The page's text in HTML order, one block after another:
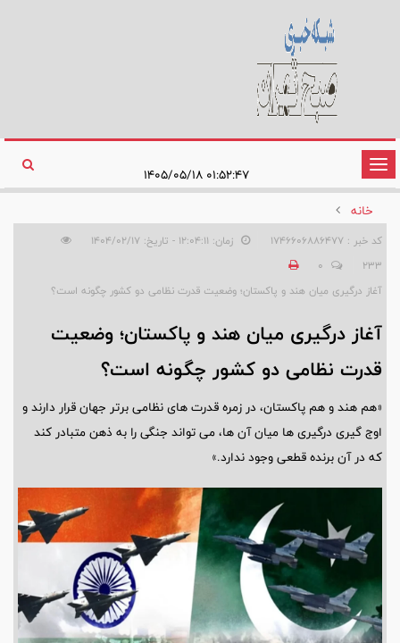
تغییر
وضعیت
ناوبری
۰۱:۵۲:۴۷ ۱۴۰۵/۰۵/۱۸
خانه
کد خبر : 1746606886477
زمان: ۱۲:۰۴:۱۱ - تاریخ: ۱۴۰۴/۰۲/۱۷
233
0
آغاز درگیری میان هند و پاکستان؛ وضعیت قدرت نظامی دو کشور چگونه است؟
آغاز درگیری میان هند و پاکستان؛ وضعیت
قدرت نظامی دو کشور چگونه است؟
«هم هند و هم پاکستان، در زمره قدرت های نظامی برتر جهان قرار دارند و
اوج گیری درگیری ها میان آن ها، می تواند جنگی را به ذهن متبادر کند
که در آن برنده قطعی وجود ندارد.»